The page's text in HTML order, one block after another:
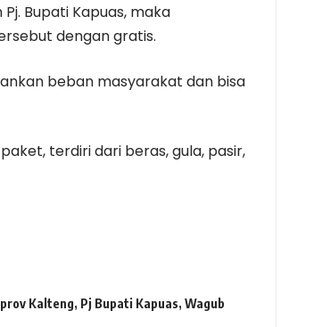
Bupati Kapuas, maka
dengan gratis.
beban masyarakat dan bisa
terdiri dari beras, gula, pasir,
Kalteng, Pj Bupati Kapuas, Wagub